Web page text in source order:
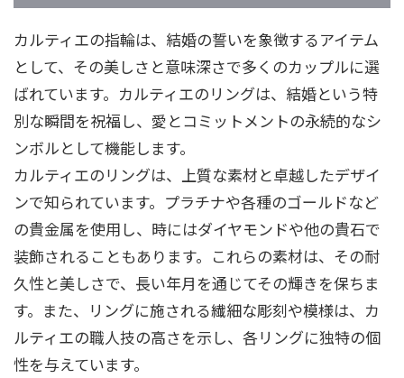
カルティエの指輪は、結婚の誓いを象徴するアイテム
として、その美しさと意味深さで多くのカップルに選
ばれています。カルティエのリングは、結婚という特
別な瞬間を祝福し、愛とコミットメントの永続的なシ
ンボルとして機能します。
カルティエのリングは、上質な素材と卓越したデザイ
ンで知られています。プラチナや各種のゴールドなど
の貴金属を使用し、時にはダイヤモンドや他の貴石で
装飾されることもあります。これらの素材は、その耐
久性と美しさで、長い年月を通じてその輝きを保ちま
す。また、リングに施される繊細な彫刻や模様は、カ
ルティエの職人技の高さを示し、各リングに独特の個
性を与えています。